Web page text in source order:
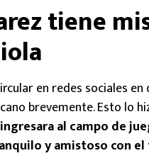
tiene
en redes sociales
brevemente. Esto lo
ingresara al campo de
y amistoso con